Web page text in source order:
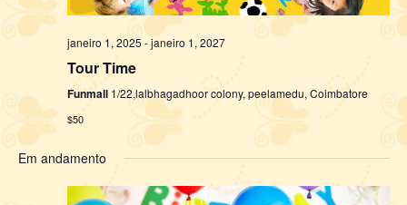
janeiro 1, 2025 -janeiro 1, 2027
Tour Time
Funmall 1/22,lalbhagadhoor colony, peelamedu, Coimbatore
$50
Em andamento